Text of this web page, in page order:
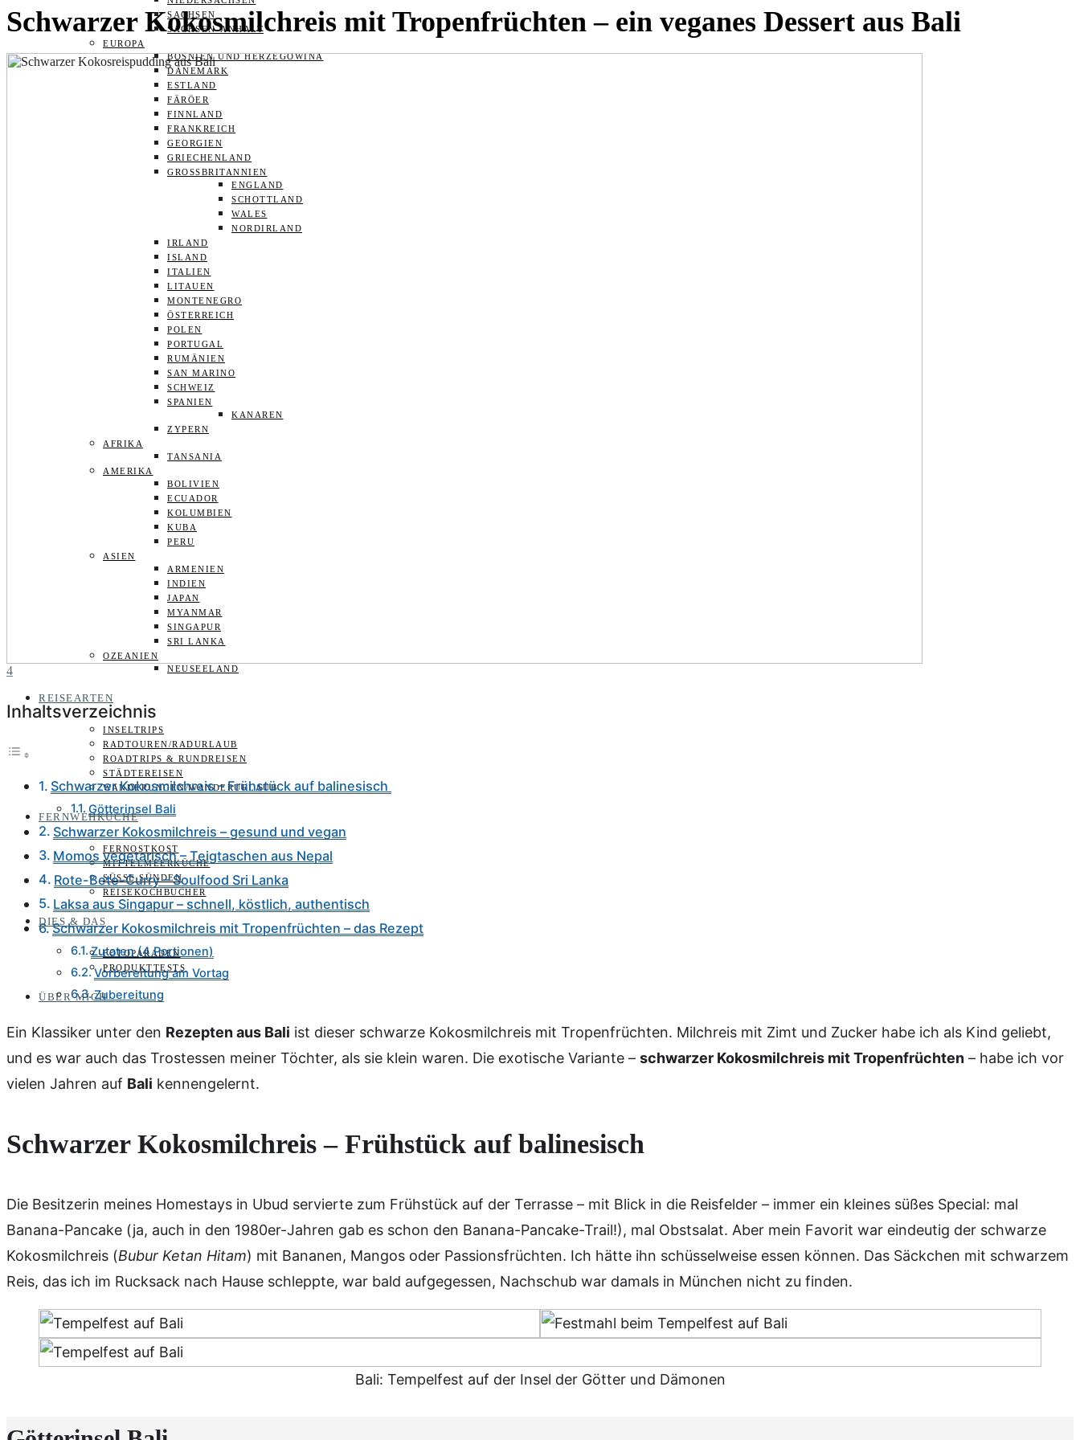
SACHSEN
SACHSEN-ANHALT
EUROPA
BOSNIEN UND HERZEGOWINA
DÄNEMARK
ESTLAND
FÄRÖER
FINNLAND
FRANKREICH
GEORGIEN
GRIECHENLAND
GROSSBRITANNIEN
ENGLAND
SCHOTTLAND
WALES
NORDIRLAND
IRLAND
ISLAND
ITALIEN
LITAUEN
MONTENEGRO
ÖSTERREICH
POLEN
PORTUGAL
RUMÄNIEN
SAN MARINO
SCHWEIZ
SPANIEN
KANAREN
ZYPERN
AFRIKA
TANSANIA
AMERIKA
BOLIVIEN
ECUADOR
KOLUMBIEN
KUBA
PERU
ASIEN
ARMENIEN
INDIEN
JAPAN
MYANMAR
SINGAPUR
SRI LANKA
OZEANIEN
NEUSEELAND
REISEARTEN
INSELTRIPS
RADTOUREN/RADURLAUB
ROADTRIPS & RUNDREISEN
STÄDTEREISEN
WANDERUNGEN/WANDERURLAUB
FERNWEHKÜCHE
FERNOSTKOST
MITTELMEERKÜCHE
SÜSSE SÜNDEN
REISEKOCHBÜCHER
DIES & DAS
FOTOPARADEN
PRODUKTTESTS
ÜBER MICH
Schwarzer Kokosmilchreis mit Tropenfrüchten – ein veganes Dessert aus Bali
4
Inhaltsverzeichnis
Schwarzer Kokosmilchreis – Frühstück auf balinesisch
Götterinsel Bali
Schwarzer Kokosmilchreis – gesund und vegan
Momos vegetarisch – Teigtaschen aus Nepal
Rote-Bete-Curry – Soulfood Sri Lanka
Laksa aus Singapur – schnell, köstlich, authentisch
Schwarzer Kokosmilchreis mit Tropenfrüchten – das Rezept
Zutaten (4 Portionen)
Vorbereitung am Vortag
Zubereitung
Ein Klassiker unter den Rezepten aus Bali ist dieser schwarze Kokosmilchreis mit Tropenfrüchten. Milchreis mit Zimt und Zucker habe ich als Kind geliebt,
und es war auch das Trostessen meiner Töchter, als sie klein waren. Die exotische Variante – schwarzer Kokosmilchreis mit Tropenfrüchten – habe ich vor
vielen Jahren auf Bali kennengelernt.
Schwarzer Kokosmilchreis – Frühstück auf balinesisch
Die Besitzerin meines Homestays in Ubud servierte zum Frühstück auf der Terrasse – mit Blick in die Reisfelder – immer ein kleines süßes Special: mal
Banana-Pancake (ja, auch in den 1980er-Jahren gab es schon den Banana-Pancake-Trail!), mal Obstsalat. Aber mein Favorit war eindeutig der schwarze
Kokosmilchreis (Bubur Ketan Hitam) mit Bananen, Mangos oder Passionsfrüchten. Ich hätte ihn schüsselweise essen können. Das Säckchen mit schwarzem
Reis, das ich im Rucksack nach Hause schleppte, war bald aufgegessen, Nachschub war damals in München nicht zu finden.
Bali: Tempelfest auf der Insel der Götter und Dämonen